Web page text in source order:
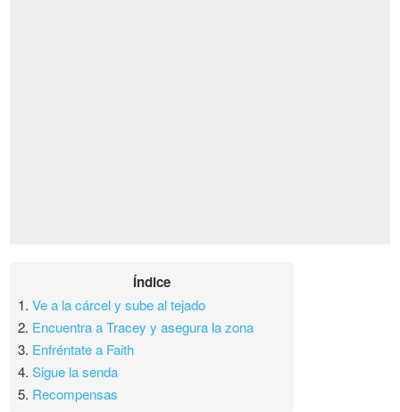
Índice
1.Ve a la cárcel y sube al tejado
2. Encuentra a Tracey y asegura la zona
3. Enfréntate a Faith
4.Sigue la senda
5. Recompensas